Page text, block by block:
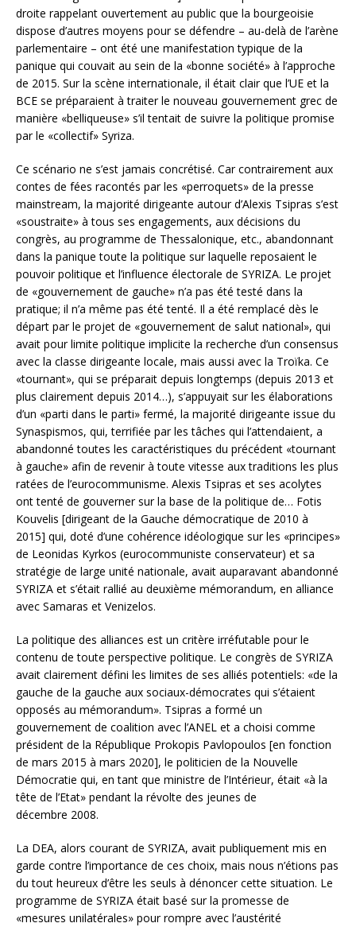
droite rappelant ouvertement au public que la bourgeoisie
dispose d’autres moyens pour se défendre – au-delà de l’arène
parlementaire – ont été une manifestation typique de la
panique qui couvait au sein de la «bonne société» à l’approche
de 2015. Sur la scène internationale, il était clair que l’UE et la
BCE se préparaient à traiter le nouveau gouvernement grec de
manière «belliqueuse» s’il tentait de suivre la politique promise
par le «collectif» Syriza.
Ce scénario ne s’est jamais concrétisé. Car contrairement aux
contes de fées racontés par les «perroquets» de la presse
mainstream, la majorité dirigeante autour d’Alexis Tsipras s’est
«soustraite» à tous ses engagements, aux décisions du
congrès, au programme de Thessalonique, etc., abandonnant
dans la panique toute la politique sur laquelle reposaient le
pouvoir politique et l’influence électorale de SYRIZA. Le projet
de «gouvernement de gauche» n’a pas été testé dans la
pratique; il n’a même pas été tenté. Il a été remplacé dès le
départ par le projet de «gouvernement de salut national», qui
avait pour limite politique implicite la recherche d’un consensus
avec la classe dirigeante locale, mais aussi avec la Troïka. Ce
«tournant», qui se préparait depuis longtemps (depuis 2013 et
plus clairement depuis 2014…), s’appuyait sur les élaborations
d’un «parti dans le parti» fermé, la majorité dirigeante issue du
Synaspismos, qui, terrifiée par les tâches qui l’attendaient, a
abandonné toutes les caractéristiques du précédent «tournant
à gauche» afin de revenir à toute vitesse aux traditions les plus
ratées de l’eurocommunisme. Alexis Tsipras et ses acolytes
ont tenté de gouverner sur la base de la politique de… Fotis
Kouvelis [dirigeant de la Gauche démocratique de 2010 à
2015] qui, doté d’une cohérence idéologique sur les «principes»
de Leonidas Kyrkos (eurocommuniste conservateur) et sa
stratégie de large unité nationale, avait auparavant abandonné
SYRIZA et s’était rallié au deuxième mémorandum, en alliance
avec Samaras et Venizelos.
La politique des alliances est un critère irréfutable pour le
contenu de toute perspective politique. Le congrès de SYRIZA
avait clairement défini les limites de ses alliés potentiels: «de la
gauche de la gauche aux sociaux-démocrates qui s’étaient
opposés au mémorandum». Tsipras a formé un
gouvernement de coalition avec l’ANEL et a choisi comme
président de la République Prokopis Pavlopoulos [en fonction
de mars 2015 à mars 2020], le politicien de la Nouvelle
Démocratie qui, en tant que ministre de l’Intérieur, était «à la
tête de l’Etat» pendant la révolte des jeunes de
décembre 2008.
La DEA, alors courant de SYRIZA, avait publiquement mis en
garde contre l’importance de ces choix, mais nous n’étions pas
du tout heureux d’être les seuls à dénoncer cette situation. Le
programme de SYRIZA était basé sur la promesse de
«mesures unilatérales» pour rompre avec l’austérité